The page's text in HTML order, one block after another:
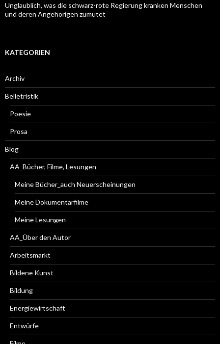
Unglaublich, was die schwarz-rote Regierung kranken Menschen
und deren Angehörigen zumutet
KATEGORIEN
Archiv
Belletristik
Poesie
Prosa
Blog
AA_Bücher, Filme, Lesungen
Meine Bücher_auch Neuerscheinungen
Meine Dokumentarfilme
Meine Lesungen
AA_Über den Autor
Arbeitsmarkt
Bildene Kunst
Bildung
Energiewirtschaft
Entwürfe